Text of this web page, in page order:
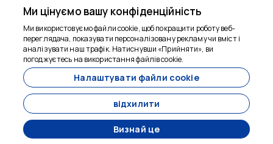
СОЦ.МЕДІА
Розроблено
Ми цінуємо вашу конфіденційність
Ми використовуємо файли cookie, щоб покращити роботу веб-
переглядача, показувати персоналізовану рекламу чи вміст і
аналізувати наш трафік. Натиснувши «Прийняти», ви
погоджуєтесь на використання файлів cookie.
Налаштувати файли cookie
відхилити
Визнай це
Ми тут, щоб
допомогти